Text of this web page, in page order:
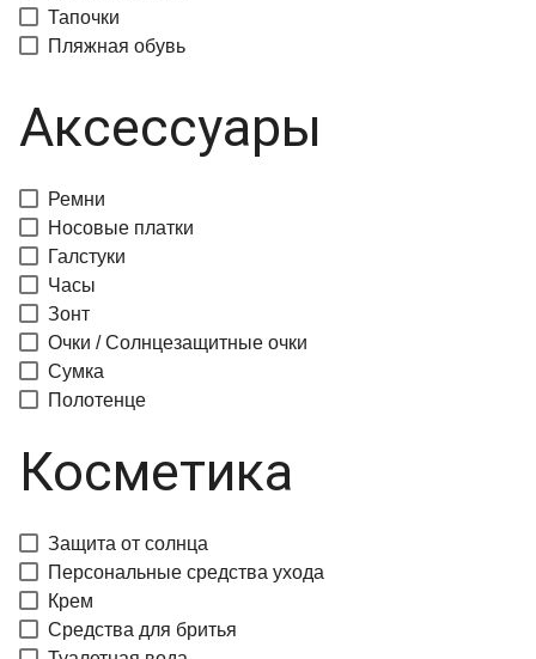
Тапочки
Пляжная обувь
Аксессуары
Ремни
Носовые платки
Галстуки
Часы
Зонт
Очки / Солнцезащитные очки
Сумка
Полотенце
Косметика
Защита от солнца
Персональные средства ухода
Крем
Средства для бритья